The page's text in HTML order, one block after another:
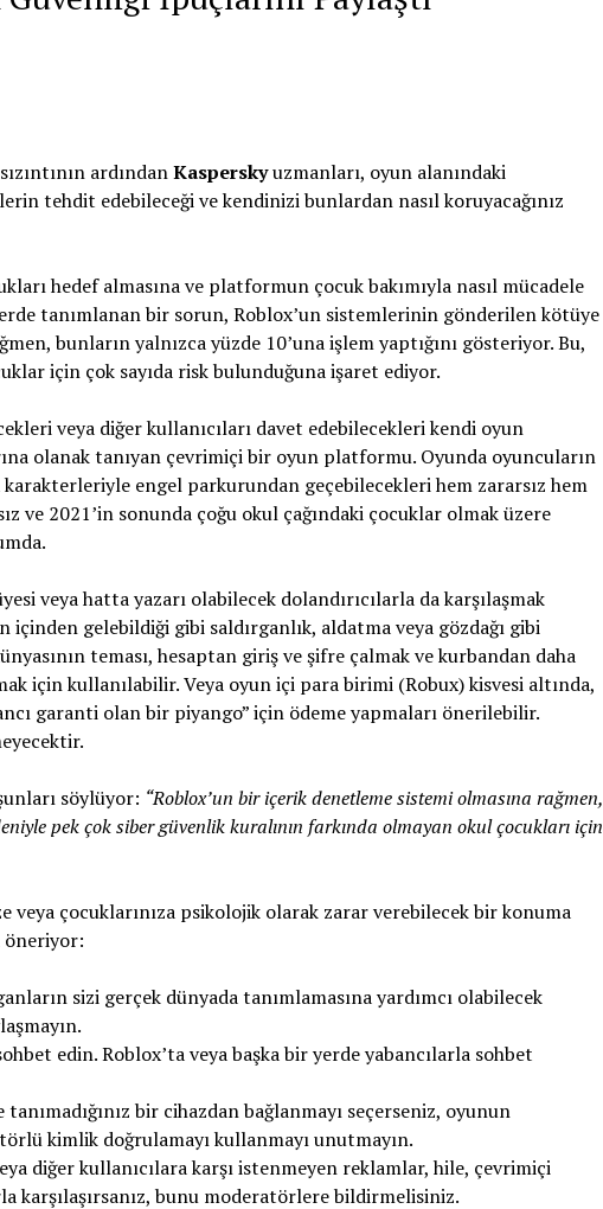
ardındanKasperskyuzmanları, oyun alanındaki
tehdit edebileceği ve kendinizi bunlardan nasıl koruyacağınız
hedef almasına ve platformun çocuk bakımıyla nasıl mücadele
tanımlanan bir sorun, Roblox’un sistemlerinin gönderilen kötüye
bunların yalnızca yüzde 10’una işlem yaptığını gösteriyor. Bu,
için çok sayıda risk bulunduğuna işaret ediyor.
veya diğer kullanıcıları davet edebilecekleri kendi oyun
olanak tanıyan çevrimiçi bir oyun platformu. Oyunda oyuncuların
engel parkurundan geçebilecekleri hem zararsız hem
ve 2021’in sonunda çoğu okul çağındaki çocuklar olmak üzere
veya hatta yazarı olabilecek dolandırıcılarla da karşılaşmak
gelebildiği gibi saldırganlık, aldatma veya gözdağı gibi
teması, hesaptan giriş ve şifre çalmak ve kurbandan daha
için kullanılabilir. Veya oyun içi para birimi (Robux) kisvesi altında,
garanti olan bir piyango” için ödeme yapmaları önerilebilir.
söylüyor: “Roblox’un bir içerik denetleme sistemi olmasına rağmen,
pek çok siber güvenlik kuralının farkında olmayan okul çocukları için
veya çocuklarınıza psikolojik olarak zarar verebilecek bir konuma
öneriyor:
sizi gerçek dünyada tanımlamasına yardımcı olabilecek
edin. Roblox’ta veya başka bir yerde yabancılarla sohbet
bir cihazdan bağlanmayı seçerseniz, oyunun
kimlik doğrulamayı kullanmayı unutmayın.
diğer kullanıcılara karşı istenmeyen reklamlar, hile, çevrimiçi
karşılaşırsanız, bunu moderatörlere bildirmelisiniz.